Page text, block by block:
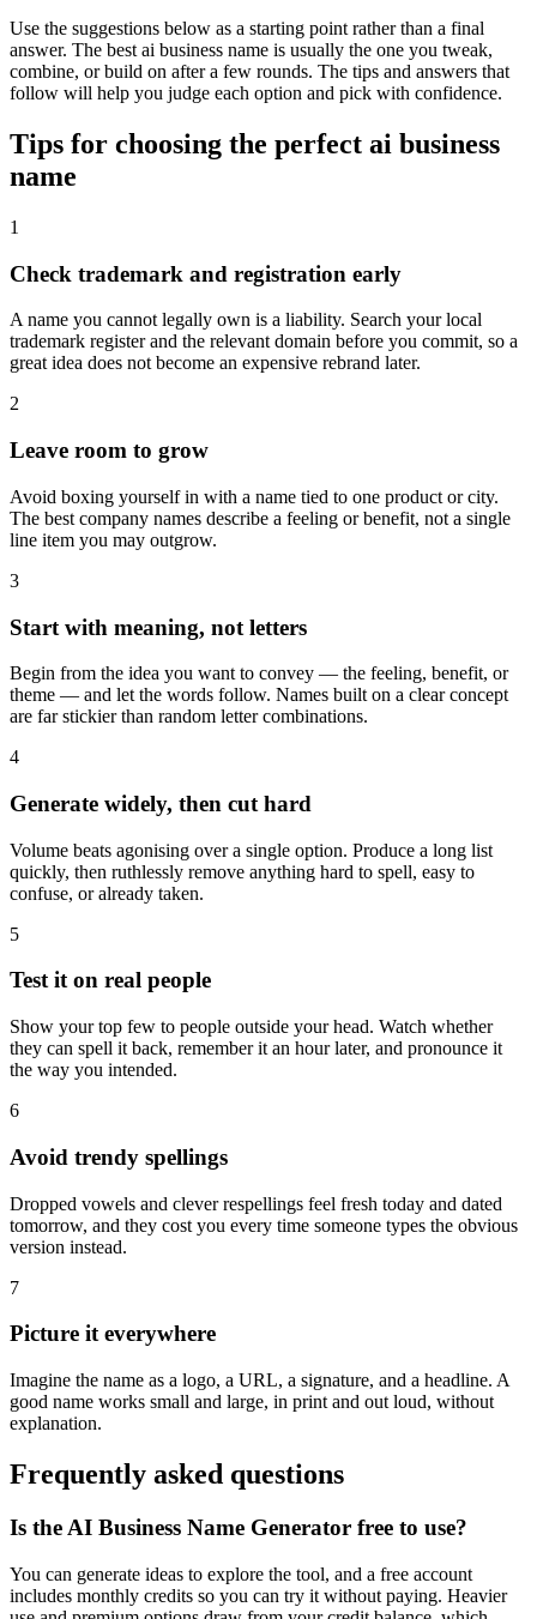
Use the suggestions below as a starting point rather than a final
answer. The best ai business name is usually the one you tweak,
combine, or build on after a few rounds. The tips and answers that
follow will help you judge each option and pick with confidence.
Tips for choosing the perfect ai business
name
1
Check trademark and registration early
A name you cannot legally own is a liability. Search your local
trademark register and the relevant domain before you commit, so a
great idea does not become an expensive rebrand later.
2
Leave room to grow
Avoid boxing yourself in with a name tied to one product or city.
The best company names describe a feeling or benefit, not a single
line item you may outgrow.
3
Start with meaning, not letters
Begin from the idea you want to convey — the feeling, benefit, or
theme — and let the words follow. Names built on a clear concept
are far stickier than random letter combinations.
4
Generate widely, then cut hard
Volume beats agonising over a single option. Produce a long list
quickly, then ruthlessly remove anything hard to spell, easy to
confuse, or already taken.
5
Test it on real people
Show your top few to people outside your head. Watch whether
they can spell it back, remember it an hour later, and pronounce it
the way you intended.
6
Avoid trendy spellings
Dropped vowels and clever respellings feel fresh today and dated
tomorrow, and they cost you every time someone types the obvious
version instead.
7
Picture it everywhere
Imagine the name as a logo, a URL, a signature, and a headline. A
good name works small and large, in print and out loud, without
explanation.
Frequently asked questions
Is the AI Business Name Generator free to use?
You can generate ideas to explore the tool, and a free account
includes monthly credits so you can try it without paying. Heavier